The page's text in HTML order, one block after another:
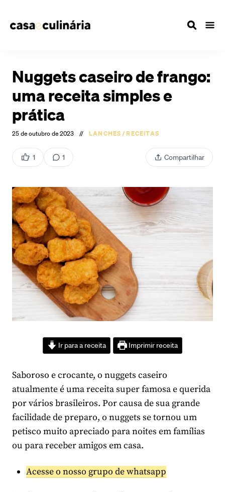
Nuggets caseiro de frango:
uma receita simples e
prática
25 de outubro de 2023 // LANCHES/RECEITAS
1 1 Compartilhar
Ir para a receita Imprimir receita
Saboroso e crocante, o nuggets caseiro
atualmente é uma receita super famosa e querida
por vários brasileiros. Por causa de sua grande
facilidade de preparo, o nuggets se tornou um
petisco muito apreciado para noites em famílias
ou para receber amigos em casa.
Acesse o nosso grupo de whatsapp